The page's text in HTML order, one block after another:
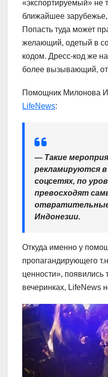
«экспортируемый» не
ближайшее
Попасть туда может
желающий, одетый в
кодом. Дресс-код же
более вызывающий,
Помощник Милонова
LifeNews:
— Такие
рекламируются
соцсетях, по
превосходят
отвратительные
Индонезии.
Откуда именно у
пропагандирующего
ценности», появились
вечеринках, LifeNews